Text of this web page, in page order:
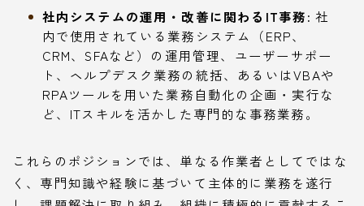
社内システムの運用・改善に関わるIT事務: 社
内で使用されている業務システム（ERP、
CRM、SFAなど）の運用管理、ユーザーサポー
ト、ヘルプデスク業務の統括、あるいはVBAや
RPAツールを用いた業務自動化の企画・実行な
ど、ITスキルを活かした専門的な事務業務。
これらのポジションでは、単なる作業者としてではな
く、専門知識や経験に基づいて主体的に業務を遂行